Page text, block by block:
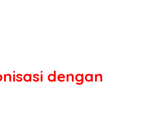
dengan